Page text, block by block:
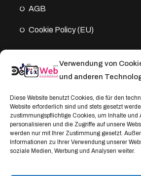
Verwendung von
und anderen
Diese Website benutzt Cookies, die für den
Website erforderlich sind und stets gesetzt
zustimmungspflichtige Cookies, um Inhalte und
personalisieren und die Zugriffe auf unsere
werden nur mit Ihrer Zustimmung gesetzt.
Informationen zu Ihrer Verwendung unserer
soziale Medien, Werbung und Analysen weiter.
AGB
Cookie Policy (EU)
Kontakt
Address:
Windthorststraße 20
48153 Münster, Deutschland
WhatsApp:
+4917664335685